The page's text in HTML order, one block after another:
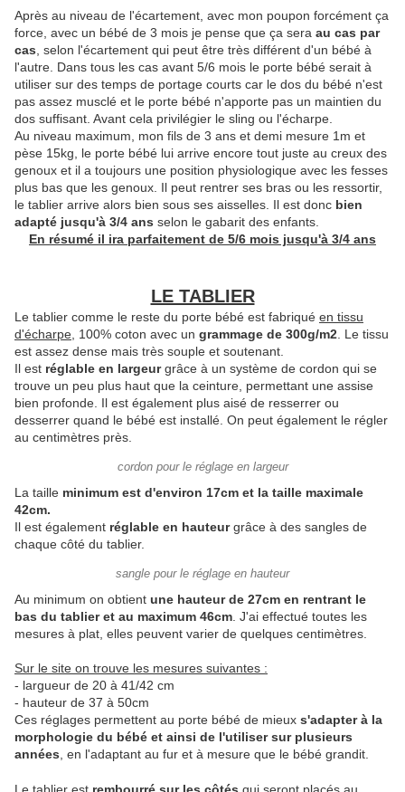
Après au niveau de l'écartement, avec mon poupon forcément ça
force, avec un bébé de 3 mois je pense que ça sera au cas par
cas , selon l'écartement qui peut être très différent d'un bébé à
l'autre. Dans tous les cas avant 5/6 mois le porte bébé serait à
utiliser sur des temps de portage courts car le dos du bébé n'est
pas assez musclé et le porte bébé n'apporte pas un maintien du
dos suffisant. Avant cela privilégier le sling ou l'écharpe.
Au niveau maximum, mon fils de 3 ans et demi mesure 1m et
pèse 15kg, le porte bébé lui arrive encore tout juste au creux des
genoux et il a toujours une position physiologique avec les fesses
plus bas que les genoux. Il peut rentrer ses bras ou les ressortir,
le tablier arrive alors bien sous ses aisselles. Il est donc bien
adapté jusqu'à 3/4 ans selon le gabarit des enfants.
En résumé il ira parfaitement de 5/6 mois jusqu'à 3/4 ans
LE TABLIER
Le tablier comme le reste du porte bébé est fabriqué en tissu
d'écharpe , 100% coton avec un grammage de 300g/m2 . Le tissu
est assez dense mais très souple et soutenant.
Il est réglable en largeurgrâce à un système de cordon qui se
trouve un peu plus haut que la ceinture, permettant une assise
bien profonde. Il est également plus aisé de resserrer ou
desserrer quand le bébé est installé. On peut également le régler
au centimètres près.
cordon pour le réglage en largeur
La taille minimum est d'environ 17cm et la taille maximale
42cm.
Il est également réglable en hauteurgrâce à des sangles de
chaque côté du tablier.
sangle pour le réglage en hauteur
Au minimum on obtient une hauteur de 27cm en rentrant le
bas du tablier et au maximum 46cm . J'ai effectué toutes les
mesures à plat, elles peuvent varier de quelques centimètres.
Sur le site on trouve les mesures suivantes :
- largueur de 20 à 41/42 cm
- hauteur de 37 à 50cm
Ces réglages permettent au porte bébé de mieux s'adapter à la
morphologie du bébé et ainsi de l'utiliser sur plusieurs
années , en l'adaptant au fur et à mesure que le bébé grandit.